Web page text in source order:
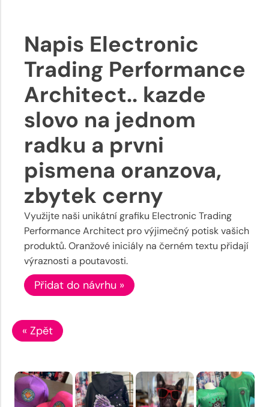
Napis Electronic
Trading Performance
Architect.. kazde
slovo na jednom
radku a prvni
pismena oranzova,
zbytek cerny
Využijte naši unikátní grafiku Electronic Trading
Performance Architect pro výjimečný potisk vašich
produktů. Oranžové iniciály na černém textu přidají
výraznosti a poutavosti.
Přidat do návrhu »
« Zpět